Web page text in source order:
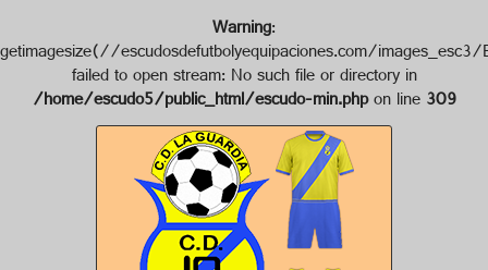
Warning:
getimagesize(//escudosdefutbolyequipaciones.com/
failed to open stream: No such file or directory in
/home/escudo5/public_html/escudo-min.phpon line309